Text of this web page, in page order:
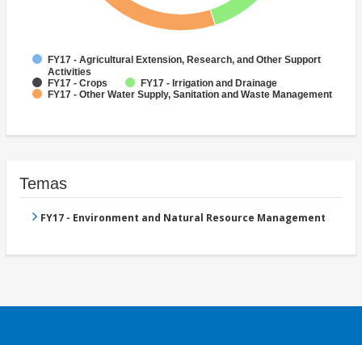
FY17 - Agricultural Extension, Research, and Other Support
Activities
FY17 - Crops
FY17 - Irrigation and Drainage
FY17 - Other Water Supply, Sanitation and Waste Management
Temas
FY17 - Environment and Natural Resource Management